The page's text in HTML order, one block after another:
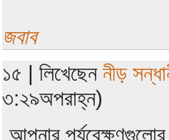
জবাব
১৫ | লিখেছেন নীড়
৩:২৯অপরাহ্ন)
আপনার